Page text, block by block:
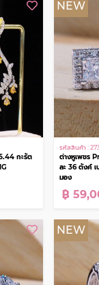
ดูทั้งหมด
กะรัต
NEW
ต่างหูเพชร
ละ 36 ตังค์
มอง